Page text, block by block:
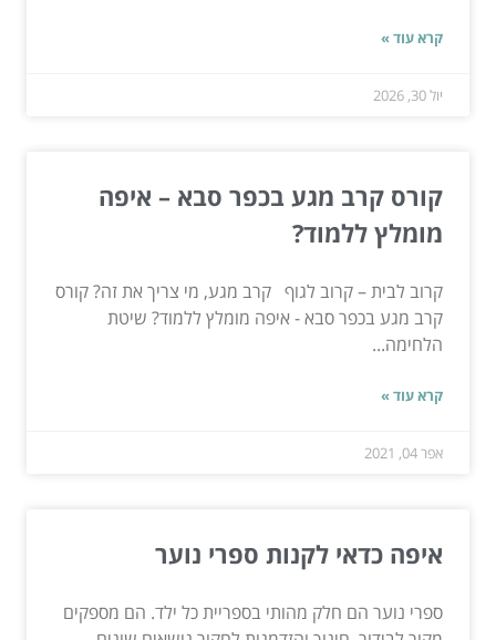
קרא עוד »
יול 30, 2026
קורס קרב מגע בכפר סבא – איפה
מומלץ ללמוד?
קרוב לבית – קרוב לגוף קרב מגע, מי צריך את זה? קורס
קרב מגע בכפר סבא - איפה מומלץ ללמוד? שיטת
הלחימה...
קרא עוד »
אפר 04, 2021
איפה כדאי לקנות ספרי נוער
ספרי נוער הם חלק מהותי בספריית כל ילד. הם מספקים